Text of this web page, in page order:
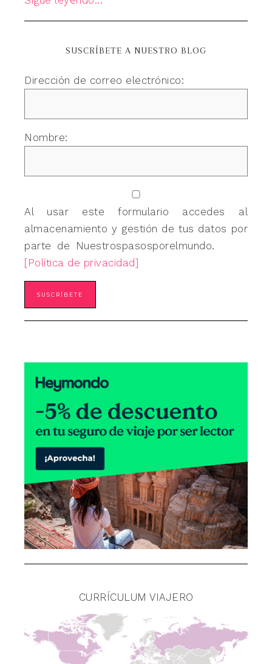
SUSCRÍBETE A NUESTRO BLOG
Dirección de correo electrónico:
Nombre:
Al usar este formulario accedes al
almacenamiento y gestión de tus datos por
parte de Nuestrospasosporelmundo.
[Política de privacidad]
CURRÍCULUM VIAJERO